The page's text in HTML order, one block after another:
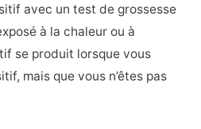
avec un test de grossesse
à la chaleur ou à
se produit lorsque vous
mais que vous n’êtes pas